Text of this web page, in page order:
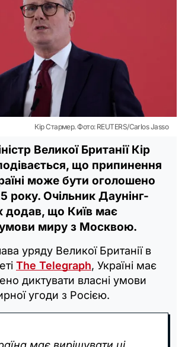
Кір Стармер. Фото: REUTERS/Carlos Jasso
Великої Британії Кір
що припинення
може бути оголошено
року. Очільник Даунінг-
додав, що Київ має
миру з Москвою.
уряду Великої Британії в
The Telegraph, Україні має
диктувати власні умови
угоди з Росією.